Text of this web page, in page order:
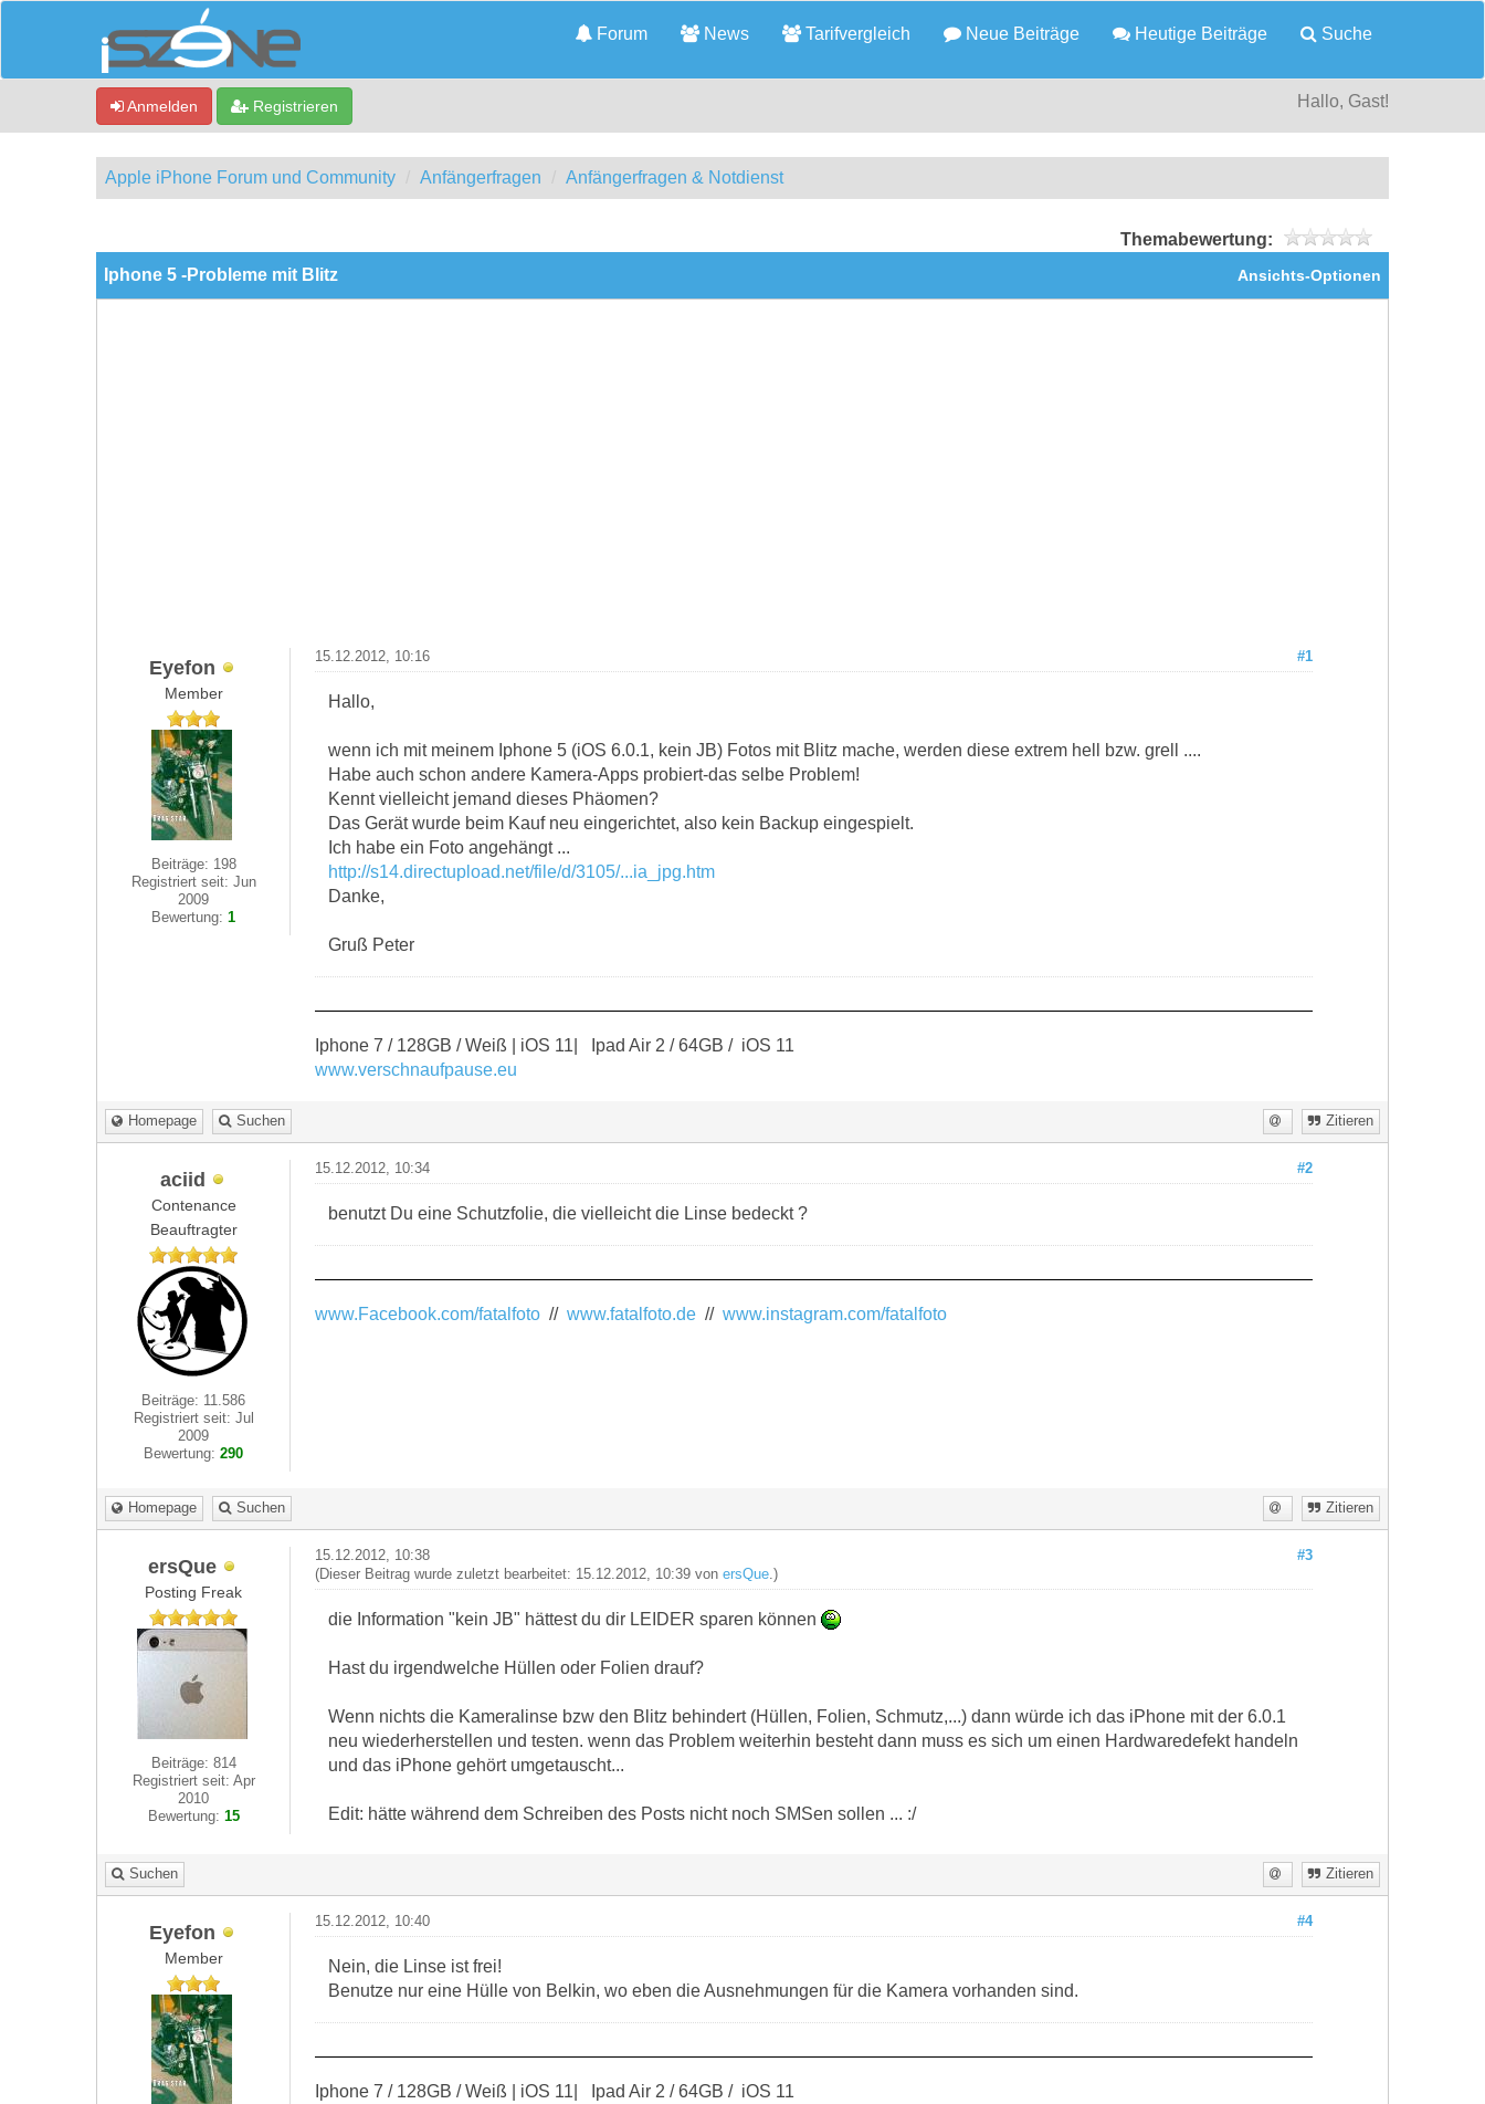
Forum News Tarifvergleich Neue Beiträge Heutige Beiträge Suche
Anmelden Registrieren Hallo, Gast!
Apple iPhone Forum und Community Anfängerfragen Anfängerfragen & Notdienst
Themabewertung:
Ansichts-Optionen
Iphone 5 -Probleme mit Blitz
Eyefon
Member
Beiträge: 198
Registriert seit: Jun
2009
Bewertung:1
#1
15.12.2012, 10:16
Hallo,
wenn ich mit meinem Iphone 5 (iOS 6.0.1, kein JB) Fotos mit Blitz mache, werden diese extrem hell bzw. grell ....
Habe auch schon andere Kamera-Apps probiert-das selbe Problem!
Kennt vielleicht jemand dieses Phäomen?
Das Gerät wurde beim Kauf neu eingerichtet, also kein Backup eingespielt.
Ich habe ein Foto angehängt ...
http://s14.directupload.net/file/d/3105/...ia_jpg.htm
Danke,
Gruß Peter
Iphone 7 / 128GB / Weiß | iOS 11| Ipad Air 2 / 64GB / iOS 11
www.verschnaufpause.eu
Homepage Suchen Zitieren
aciid
Contenance
Beauftragter
Beiträge: 11.586
Registriert seit: Jul
2009
Bewertung:290
#2
15.12.2012, 10:34
benutzt Du eine Schutzfolie, die vielleicht die Linse bedeckt ?
www.Facebook.com/fatalfoto// www.fatalfoto.de// www.instagram.com/fatalfoto
Homepage Suchen Zitieren
ersQue
Posting Freak
Beiträge: 814
Registriert seit: Apr
2010
Bewertung: 15
#3
15.12.2012, 10:38
(Dieser Beitrag wurde zuletzt bearbeitet: 15.12.2012, 10:39 von ersQue.)
die Information "kein JB" hättest du dir LEIDER sparen können
Hast du irgendwelche Hüllen oder Folien drauf?
Wenn nichts die Kameralinse bzw den Blitz behindert (Hüllen, Folien, Schmutz,...) dann würde ich das iPhone mit der 6.0.1
neu wiederherstellen und testen. wenn das Problem weiterhin besteht dann muss es sich um einen Hardwaredefekt handeln
und das iPhone gehört umgetauscht...
Edit: hätte während dem Schreiben des Posts nicht noch SMSen sollen ... :/
Suchen Zitieren
Eyefon
Member
#4
15.12.2012, 10:40
Nein, die Linse ist frei!
Benutze nur eine Hülle von Belkin, wo eben die Ausnehmungen für die Kamera vorhanden sind.
Iphone 7 / 128GB / Weiß | iOS 11| Ipad Air 2 / 64GB / iOS 11